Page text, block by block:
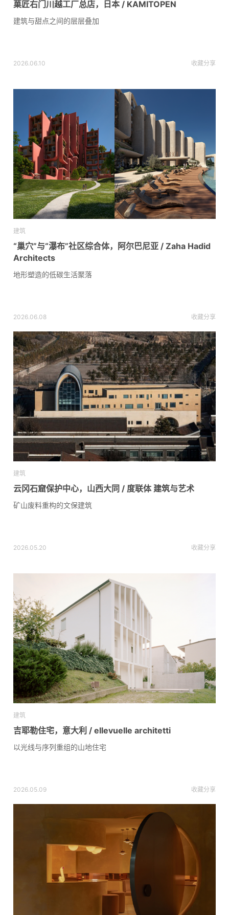
菓匠右门川越工厂总店，日本 / KAMITOPEN
建筑与甜点之间的层层叠加
2026.06.10 收藏分享
建筑
“巢穴”与“瀑布”社区综合体，阿尔巴尼亚 / Zaha Hadid
Architects
地形塑造的低碳生活聚落
2026.06.08 收藏分享
建筑
云冈石窟保护中心，山西大同 / 度联体 建筑与艺术
矿山废料重构的文保建筑
2026.05.20 收藏分享
建筑
吉耶勒住宅，意大利 / ellevuelle architetti
以光线与序列重组的山地住宅
2026.05.09 收藏分享